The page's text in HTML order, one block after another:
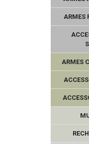
ARMES
ARMES